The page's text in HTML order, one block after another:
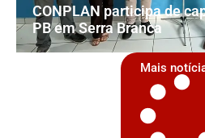
CONPLAN participa de
PB em Serra Branca
Mais